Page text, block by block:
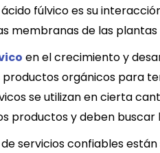
fúlvico es su
membranas de las
en el crecimiento y
orgánicos para
se utilizan en cierta
y deben buscar
servicios confiables